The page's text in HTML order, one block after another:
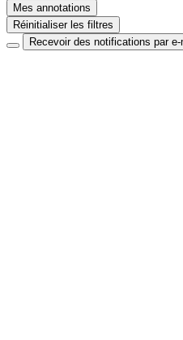
Mes annotations
Réinitialiser les filtres
Recevoir des notifications par